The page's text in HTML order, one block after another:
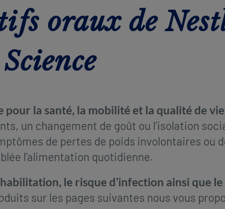
oraux de
Science​​
la santé, la mobilité et la qualité de
un changement de goût ou l’isolation
de pertes de poids involontaires ou
l’alimentation quotidienne.​
le risque d’infection ainsi que
sur les pages suivantes nous vous